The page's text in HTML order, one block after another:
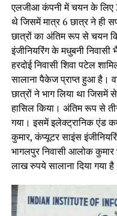
एलजीआ कंपनी में चयन के लिए
थे जिसमें मात्र 6 छात्र ने ही
छात्रों का अंतिम रूप से चयन
इंजीनियरिंग के मधुबनी
हरदोई निवासी शिवा पटेल
सालाना पैकेज प्राप्त हुआ है।
छात्रों ने भाग लिया था जिसमें
हासिल किया। अंतिम रूप से
गया। इसमें इलेक्ट्रानिक एंड
कुमार, कंप्यूटर साइंस
भागलपुर निवासी आलोक कुमार
लाख रुपये सालाना दिया गया